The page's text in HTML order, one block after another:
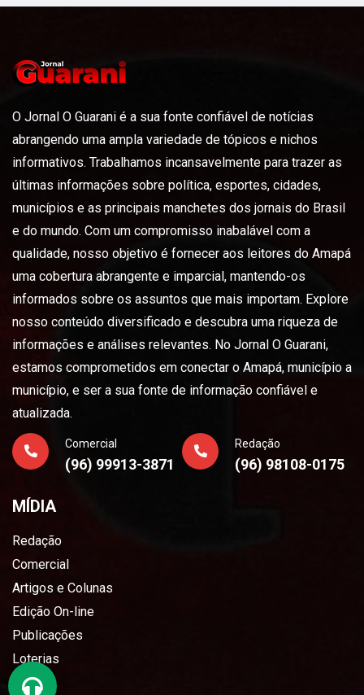
O Jornal O Guarani é a sua fonte confiável de notícias
abrangendo uma ampla variedade de tópicos e nichos
informativos. Trabalhamos incansavelmente para trazer as
últimas informações sobre política, esportes, cidades,
municípios e as principais manchetes dos jornais do Brasil
e do mundo. Com um compromisso inabalável com a
qualidade, nosso objetivo é fornecer aos leitores do Amapá
uma cobertura abrangente e imparcial, mantendo-os
informados sobre os assuntos que mais importam. Explore
nosso conteúdo diversificado e descubra uma riqueza de
informações e análises relevantes. No Jornal O Guarani,
estamos comprometidos em conectar o Amapá, município a
município, e ser a sua fonte de informação confiável e
atualizada.
Comercial
(96) 99913-3871
Redação
(96) 98108-0175
MÍDIA
Redação
Comercial
Artigos e Colunas
Edição On-line
Publicações
Loterias